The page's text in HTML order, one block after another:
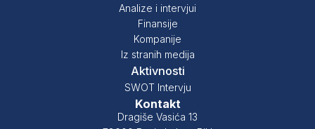
Analize i intervjui
Finansije
Kompanije
Iz stranih medija
Aktivnosti
SWOT Intervju
Kontakt
Dragiše Vasića 13